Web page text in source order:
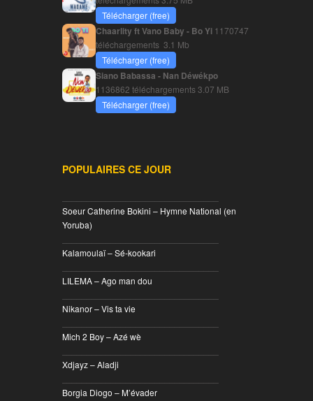
Télécharger (free)
Chaarlity ft Vano Baby - Bo Yi 1170747
téléchargements 3.1 Mb
Télécharger (free)
Siano Babassa - Nan Déwékpo
1136862 téléchargements3.07 MB
Télécharger (free)
POPULAIRES CE JOUR
Soeur Catherine Bokini – Hymne National (en
Yoruba)
Kalamoulaï – Sé-kookari
LILEMA – Ago man dou
Nikanor – Vis ta vie
Mich 2 Boy – Azé wè
Xdjayz – Aladji
Borgia Diogo – M’évader